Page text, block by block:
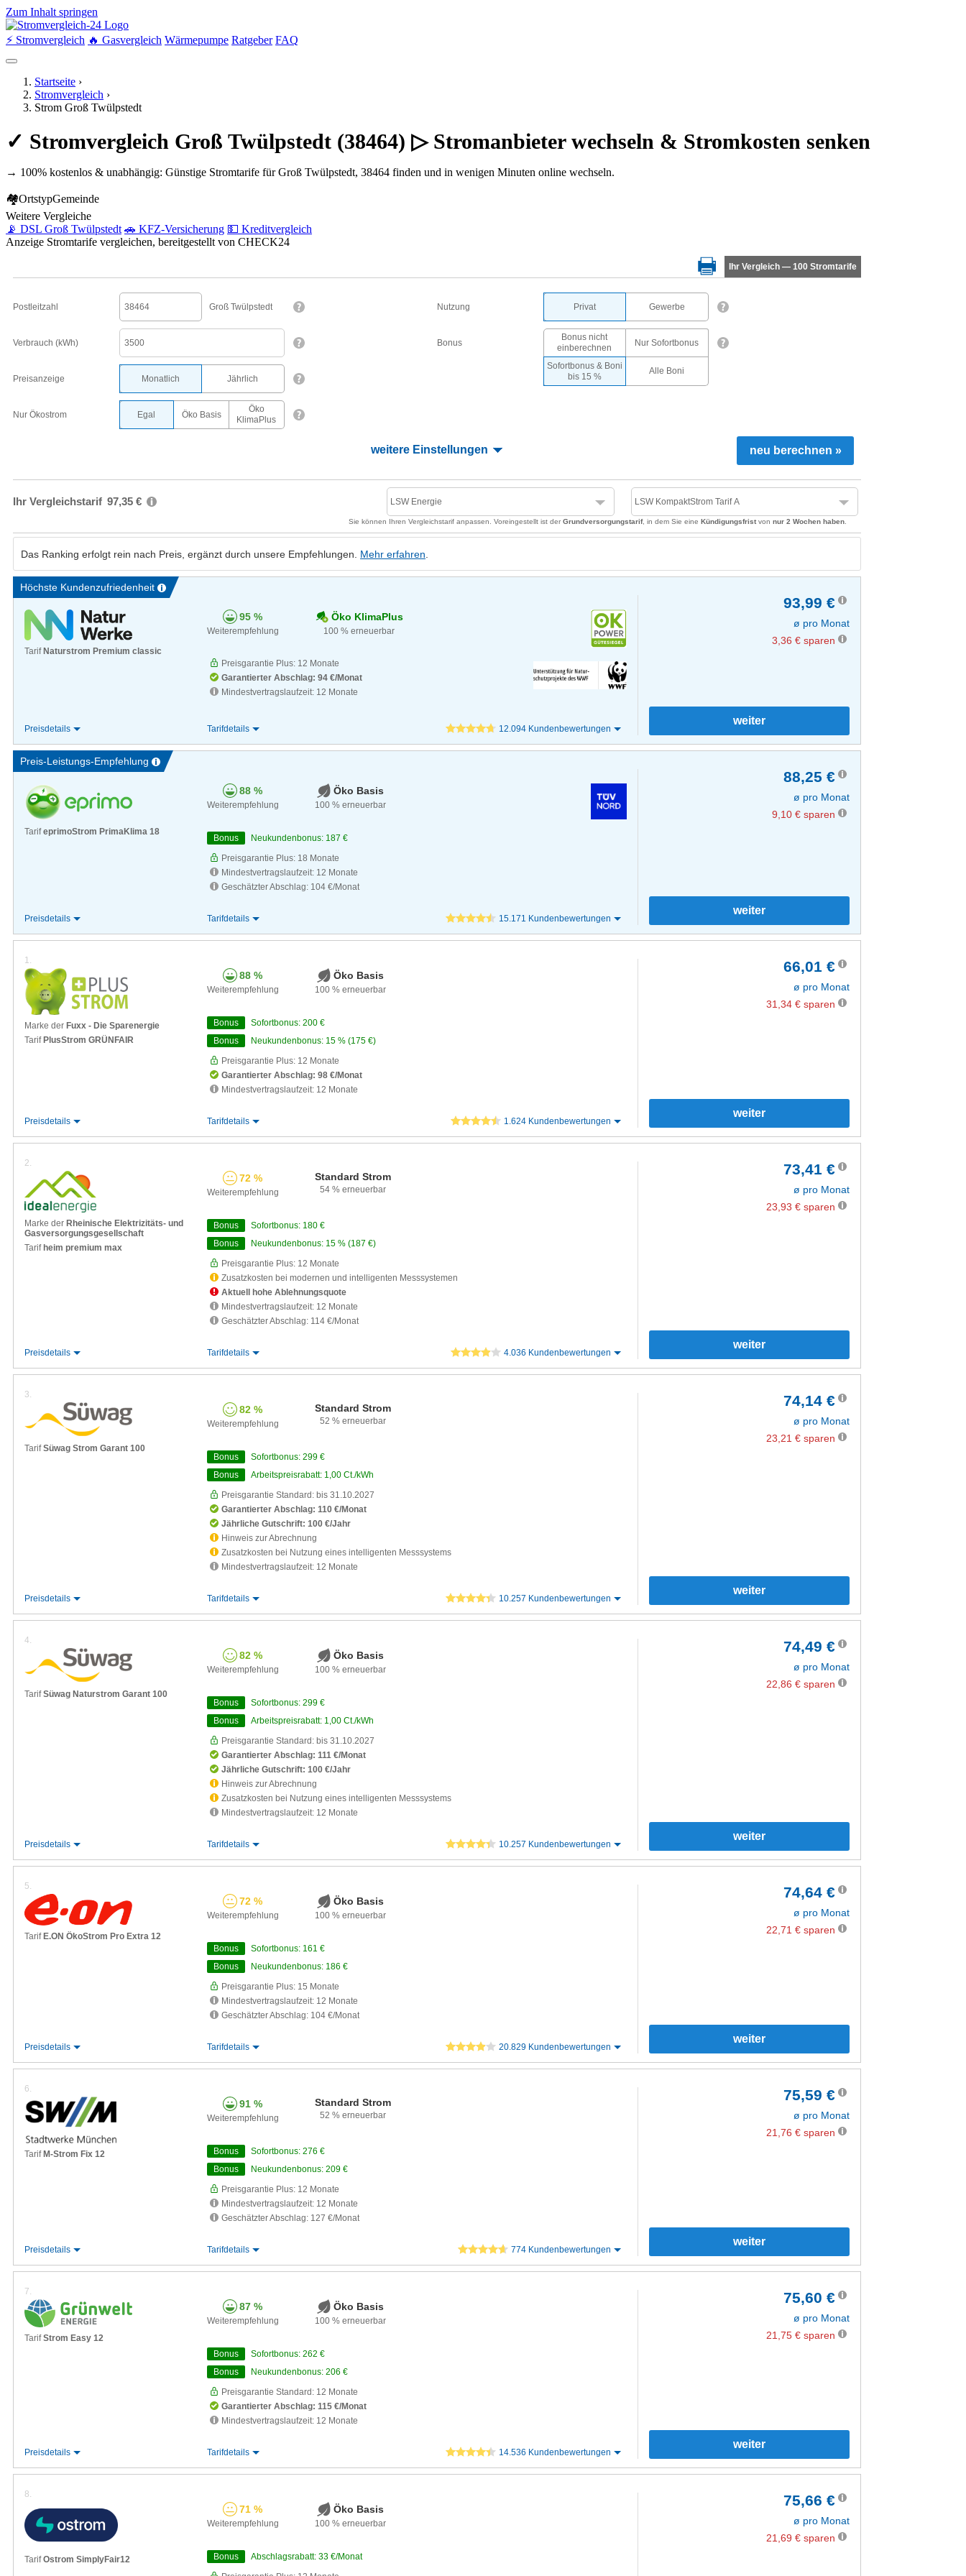
Zum Inhalt springen
⚡ Stromvergleich 🔥 Gasvergleich Wärmepumpe Ratgeber FAQ
Startseite ›
Stromvergleich ›
Strom Groß Twülpstedt
✓ Stromvergleich Groß Twülpstedt (38464) ▷ Stromanbieter wechseln & Stromkosten senken
→ 100% kostenlos & unabhängig: Günstige Stromtarife für Groß Twülpstedt, 38464 finden und in wenigen Minuten online wechseln.
🏘OrtstypGemeinde
Weitere Vergleiche
📡 DSL Groß Twülpstedt 🚗 KFZ-Versicherung 💵 Kreditvergleich
Anzeige Stromtarife vergleichen, bereitgestellt von CHECK24